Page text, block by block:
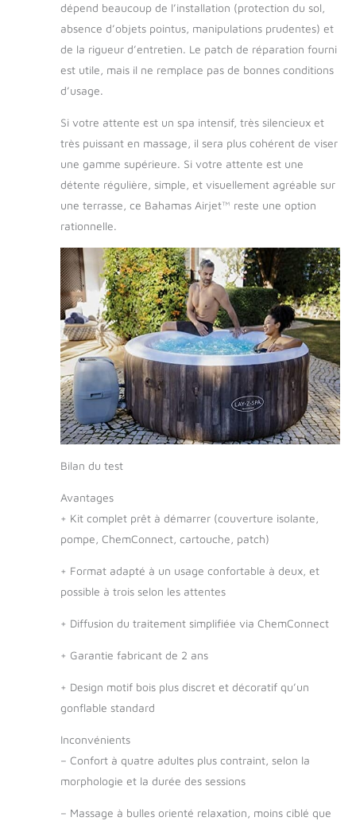
dépend beaucoup de l’installation (protection du sol,
absence d’objets pointus, manipulations prudentes) et
de la rigueur d’entretien. Le patch de réparation fourni
est utile, mais il ne remplace pas de bonnes conditions
d’usage.
Si votre attente est un spa intensif, très silencieux et
très puissant en massage, il sera plus cohérent de viser
une gamme supérieure. Si votre attente est une
détente régulière, simple, et visuellement agréable sur
une terrasse, ce Bahamas Airjet™ reste une option
rationnelle.
Bilan du test
Avantages
+ Kit complet prêt à démarrer (couverture isolante,
pompe, ChemConnect, cartouche, patch)
+ Format adapté à un usage confortable à deux, et
possible à trois selon les attentes
+ Diffusion du traitement simplifiée via ChemConnect
+ Garantie fabricant de 2 ans
+ Design motif bois plus discret et décoratif qu’un
gonflable standard
Inconvénients
– Confort à quatre adultes plus contraint, selon la
morphologie et la durée des sessions
– Massage à bulles orienté relaxation, moins ciblé que